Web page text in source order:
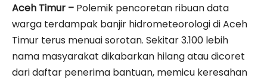
Aceh Timur – Polemik pencoretan ribuan data
warga terdampak banjir hidrometeorologi di Aceh
Timur terus menuai sorotan. Sekitar 3.100 lebih
nama masyarakat dikabarkan hilang atau dicoret
dari daftar penerima bantuan, memicu keresahan